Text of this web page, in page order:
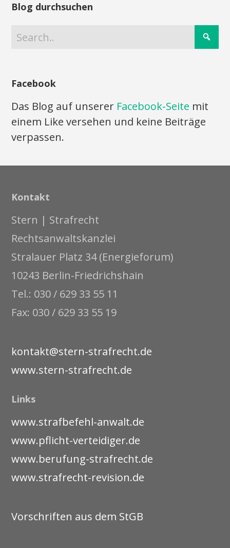
Blog durchsuchen
Facebook
Das Blog auf unserer Facebook-Seite mit
einem Like versehen und keine Beiträge
verpassen.
Kontakt
Stern | Strafrecht
Rechtsanwaltskanzlei
Stralauer Platz 34 (Energieforum)
10243 Berlin-Friedrichshain
Tel.: 030 / 629 33 55 11
Fax: 030 / 629 33 55 19
kontakt@stern-strafrecht.de
www.stern-strafrecht.de
Links
www.strafbefehl-anwalt.de
www.pflicht-verteidiger.de
www.berufung-strafrecht.de
www.strafrecht-revision.de
Vorschriften aus dem StGB